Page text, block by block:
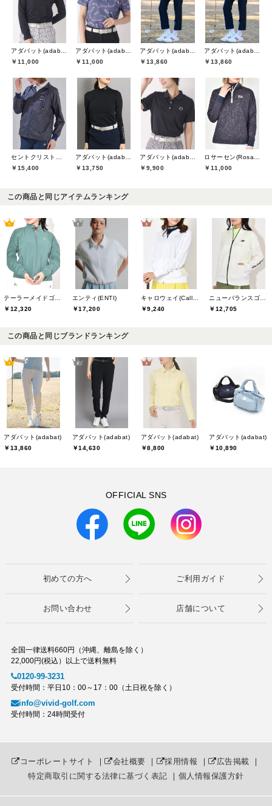
￥11,000
￥11,000
￥13,860
￥13,860
￥15,400
￥13,750
￥9,900
￥11,000
この商品と同じアイテムランキング
￥12,320
エンティ(ENTI)
￥17,200
￥9,240
￥12,705
この商品と同じブランドランキング
アダバット(adabat)
￥13,860
アダバット(adabat)
￥14,630
アダバット(adabat)
￥8,800
アダバット(adabat)
￥10,890
OFFICIAL SNS
初めての方へ ご利用ガイド
お問い合わせ 店舗について
全国一律送料660円（沖縄、離島を除く）
22,000円(税込）以上で送料無料
0120-99-3231
受付時間：平日10：00～17：00（土日祝を除く）
info@vivid-golf.com
受付時間：24時間受付
コーポレートサイト ｜ 会社概要 ｜ 採用情報 ｜ 広告掲載 ｜
特定商取引に関する法律に基づく表記 ｜ 個人情報保護方針